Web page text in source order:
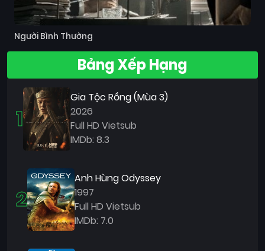
Người Bình Thường
Bảng Xếp Hạng
1
Gia Tộc Rồng (Mùa 3)
2026
Full HD Vietsub
IMDb: 8.3
2
Anh Hùng Odyssey
1997
Full HD Vietsub
IMDb: 7.0